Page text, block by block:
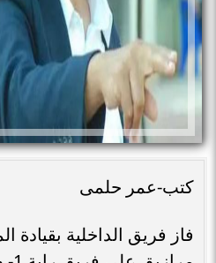
كتب-عمر حلمى
فاز فريق الداخلية بقيادة